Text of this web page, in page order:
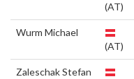
(AT)
Wurm Michael
(AT)
Zaleschak Stefan